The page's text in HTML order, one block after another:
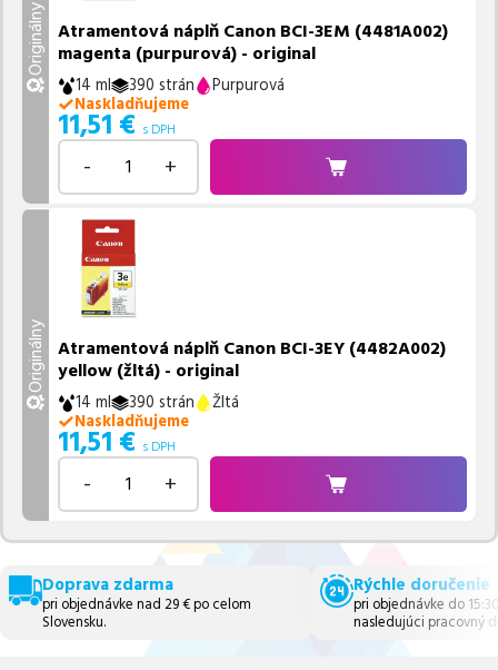
Originálny Atramentová náplň Canon BCI-3EM (4481A002)
magenta (purpurová) - original
14 ml 390 strán
Purpurová
Naskladňujeme
11,51 € s DPH
- +
Originálny Atramentová náplň Canon BCI-3EY (4482A002)
yellow (žltá) - original
14 ml 390 strán
Žltá
Naskladňujeme
11,51 € s DPH
- +
Doprava zdarma
pri objednávke nad 29 € po celom
Slovensku.
Rýchle doručenie
pri objednávke do
nasledujúci pracovný